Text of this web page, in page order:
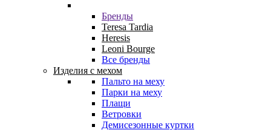
Бренды
Teresa Tardia
Heresis
Leoni Bourge
Все бренды
Изделия с мехом
Пальто на меху
Парки на меху
Плащи
Ветровки
Демисезонные куртки